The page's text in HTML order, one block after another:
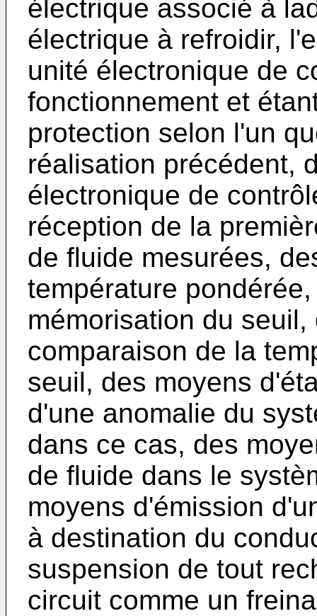
électrique associé à
électrique à refroidir,
unité électronique de
fonctionnement et
protection selon l'un
réalisation précédent,
électronique de
réception de la
de fluide mesurées,
température
mémorisation du
comparaison de la
seuil, des moyens
d'une anomalie du
dans ce cas, des
de fluide dans le
moyens d'émission
à destination du
suspension de tout
circuit comme un